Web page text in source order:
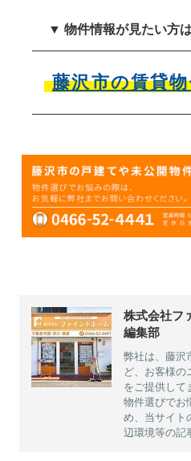
▼ 物件情報が見たい方
藤沢市の賃貸
株式会社フ
編集部
弊社は、藤沢
ど、お客様の
をご提供して
物件選びでお
め、当サイト
辺環境等の記